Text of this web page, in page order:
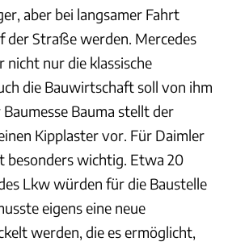
aber bei langsamer Fahrt
der Straße werden. Mercedes
nur die klassische
die Bauwirtschaft soll von ihm
Bauma stellt der
Kipplaster vor. Für Daimler
besonders wichtig. Etwa 20
Lkw würden für die Baustelle
eigens eine neue
werden, die es ermöglicht,